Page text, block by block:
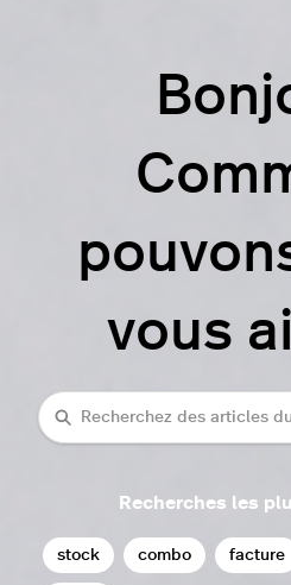
vous
rechercher
Recherches les
stock combo facture